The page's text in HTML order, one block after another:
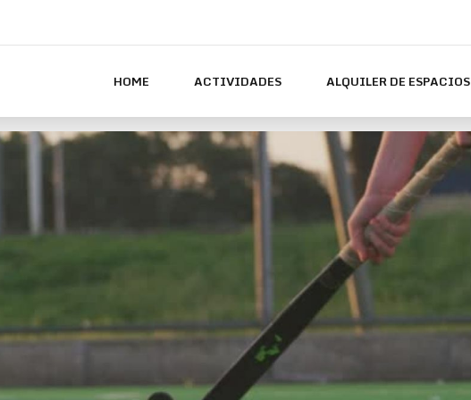
HOME ACTIVIDADES ALQUILER DE ESPACIOS